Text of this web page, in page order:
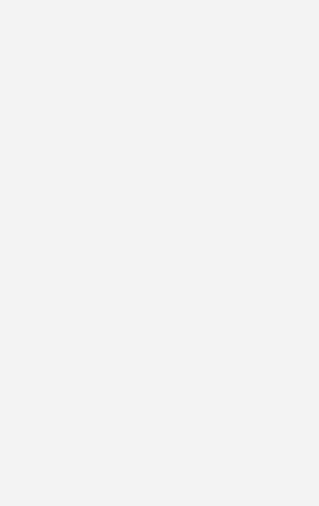
zeigt sich eine sehr hohe
des eingestellten Sollwerts. Damit wird
Temperaturunterschreitung, die das
erhöht, entgegengewirkt.
zu hohe Trinkwassertemperatur
der Energieeffizienz geht. Kann der
in einem Zeitraum von 24 h nicht
Ventil mit einer rotleuchtenden LED.
die Installation, die Herstellung der
Einstellung des Temperatur-Sollwerts am
Lösung, die insbesondere im Bestand den
Abgleich vereinfacht oder sogar erst
neue Trinkwasserverordnung